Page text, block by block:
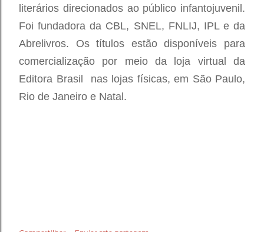
literários direcionados ao público infantojuvenil.
Foi fundadora da CBL, SNEL, FNLIJ, IPL e da
Abrelivros. Os títulos estão disponíveis para
comercialização por meio da loja virtual da
Editora Brasil nas lojas físicas, em São Paulo,
Rio de Janeiro e Natal.